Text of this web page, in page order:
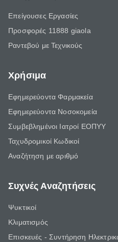
Επείγουσες Εργασίες
Προσφορές 11888 giaola
Ραντεβού με Τεχνικούς
Χρήσιμα
Εφημερεύοντα Φαρμακεία
Εφημερεύοντα Νοσοκομεία
Συμβεβλημένοι Ιατροί ΕΟΠΥΥ
Ταχυδρομικοί Κωδικοί
Αναζήτηση με αριθμό
Συχνές Αναζητήσεις
Ψυκτικοί
Κλιματισμός
Επισκευές - Συντήρηση